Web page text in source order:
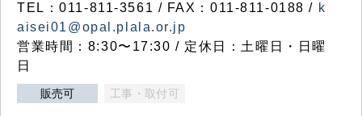
TEL：011-811-3561 / FAX：011-811-0188 / k
aisei01@opal.plala.or.jp
営業時間：8:30〜17:30 / 定休日：土曜日・日曜
日
販売可 工事・取付可